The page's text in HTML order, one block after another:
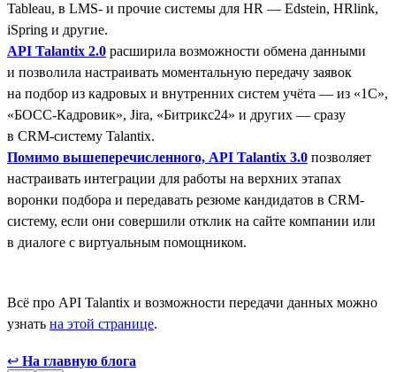
Tableau, в LMS- и прочие системы для HR — Edstein, HRlink,
iSpring и другие.
API Talantix 2.0 расширила возможности обмена данными
и позволила настраивать моментальную передачу заявок
на подбор из кадровых и внутренних систем учёта — из «1С»,
«БОСС-Кадровик», Jira, «Битрикс24» и других — сразу
в CRM-систему Talantix.
Помимо вышеперечисленного, API Talantix 3.0 позволяет
настраивать интеграции для работы на верхних этапах
воронки подбора и передавать резюме кандидатов в CRM-
систему, если они совершили отклик на сайте компании или
в диалоге с виртуальным помощником.
Всё про API Talantix и возможности передачи данных можно
узнать на этой странице.
↩ На главную блога